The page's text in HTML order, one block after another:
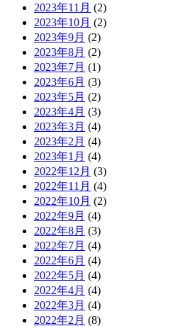
2023年11月 (2)
2023年10月 (2)
2023年9月 (2)
2023年8月 (2)
2023年7月 (1)
2023年6月 (3)
2023年5月 (2)
2023年4月 (3)
2023年3月 (4)
2023年2月 (4)
2023年1月 (4)
2022年12月 (3)
2022年11月 (4)
2022年10月 (2)
2022年9月 (4)
2022年8月 (3)
2022年7月 (4)
2022年6月 (4)
2022年5月 (4)
2022年4月 (4)
2022年3月 (4)
2022年2月 (8)